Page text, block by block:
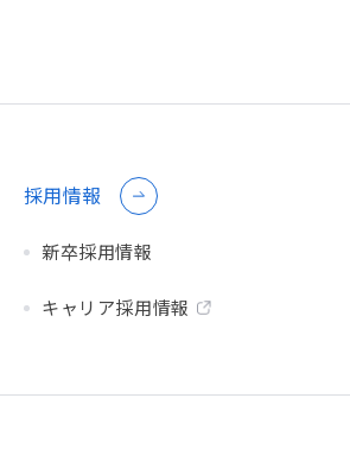
採用情報
新卒採用情報
キャリア採用情報